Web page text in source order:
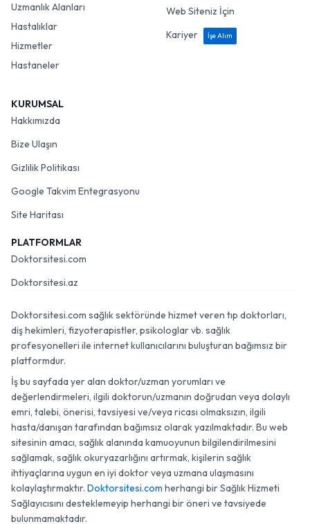
Uzmanlık Alanları
Hastalıklar
Hizmetler
Hastaneler
Web Siteniz İçin
Kariyer
İşe Alım
KURUMSAL
Hakkımızda
Bize Ulaşın
Gizlilik Politikası
Google Takvim Entegrasyonu
Site Haritası
PLATFORMLAR
Doktorsitesi.com
Doktorsitesi.az
Doktorsitesi.com sağlık sektöründe hizmet veren tıp doktorları,
diş hekimleri, fizyoterapistler, psikologlar vb. sağlık
profesyonelleri ile internet kullanıcılarını buluşturan bağımsız bir
platformdur.
İş bu sayfada yer alan doktor/uzman yorumları ve
değerlendirmeleri, ilgili doktorun/uzmanın doğrudan veya dolaylı
emri, talebi, önerisi, tavsiyesi ve/veya ricası olmaksızın, ilgili
hasta/danışan tarafından bağımsız olarak yazılmaktadır. Bu web
sitesinin amacı, sağlık alanında kamuoyunun bilgilendirilmesini
sağlamak, sağlık okuryazarlığını artırmak, kişilerin sağlık
ihtiyaçlarına uygun en iyi doktor veya uzmana ulaşmasını
kolaylaştırmaktır. Doktorsitesi.com herhangi bir Sağlık Hizmeti
Sağlayıcısını desteklemeyip herhangi bir öneri ve tavsiyede
bulunmamaktadır.